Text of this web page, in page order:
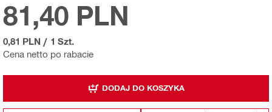
Cena netto po rabacie
81,40 PLN
0,81 PLN / 1 Szt.
DODAJ DO KOSZYKA